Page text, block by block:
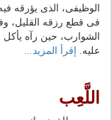
الوظيفى، الذى يؤرقه
فى قطع رزقه القليل،
الشوارب، حين رآه
عليه.
إقرأ المزيد...
اللَّعِب